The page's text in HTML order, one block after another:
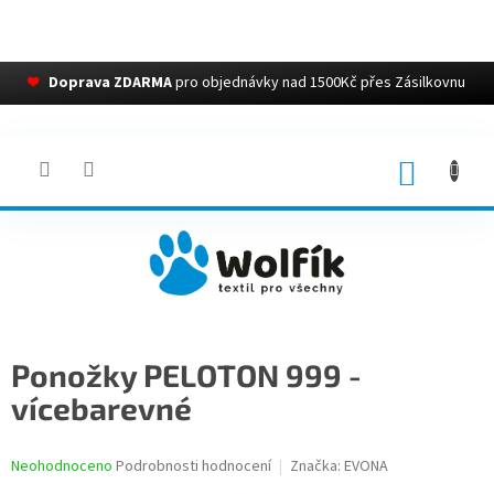
❤ Doprava ZDARMApro objednávky nad 1500Kč přes Zásilkovnu
Ponožky PELOTON 999 -
vícebarevné
Průměrné
Neohodnoceno Podrobnosti hodnocení Značka: EVONA